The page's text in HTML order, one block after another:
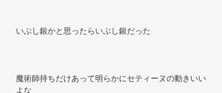
いぶし銀かと思ったらいぶし銀だった
魔術師持ちだけあって明らかにセティーヌの動きいい
よな